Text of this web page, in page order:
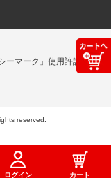
ログイン カート
ーマーク」使用許諾事
reserved.